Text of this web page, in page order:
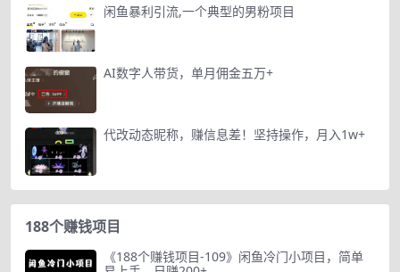
闲鱼暴利引流,一个典型的男粉项目
AI数字人带货，单月佣金五万+
代改动态昵称，赚信息差！坚持操作，月入1w+
188个赚钱项目
《188个赚钱项目-109》闲鱼冷门小项目，简单